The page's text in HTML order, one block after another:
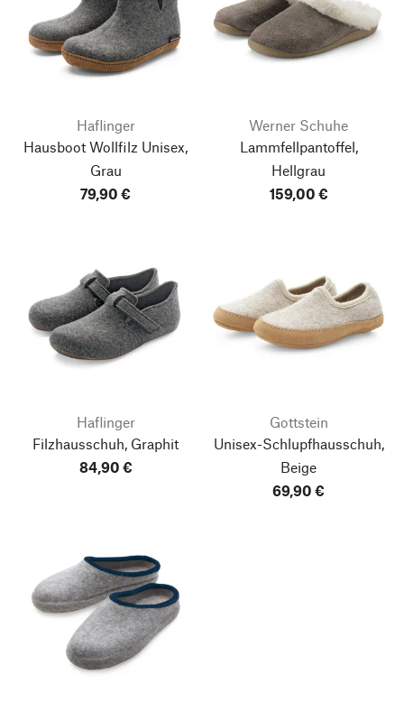
Haflinger
Hausboot Wollfilz Unisex,
Grau
79,90 €
Werner Schuhe
Lammfellpantoffel,
Hellgrau
159,00 €
Haflinger
Filzhausschuh, Graphit
84,90 €
Gottstein
Unisex-Schlupfhausschuh,
Beige
69,90 €